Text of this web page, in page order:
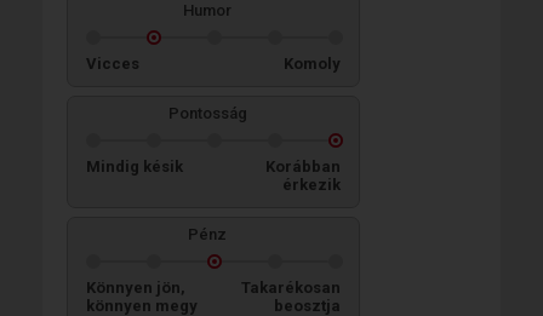
Humor
Vicces Komoly
Pontosság
Mindig késik
Korábban
érkezik
Pénz
Könnyen jön,
könnyen megy
Takarékosan
beosztja